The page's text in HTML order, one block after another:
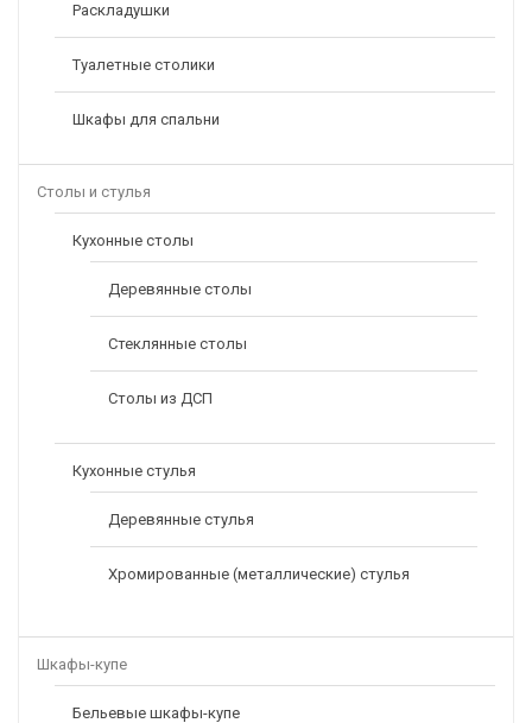
Раскладушки
Туалетные столики
Шкафы для спальни
Столы и стулья
Кухонные столы
Деревянные столы
Стеклянные столы
Столы из ДСП
Кухонные стулья
Деревянные стулья
Хромированные (металлические) стулья
Шкафы-купе
Бельевые шкафы-купе